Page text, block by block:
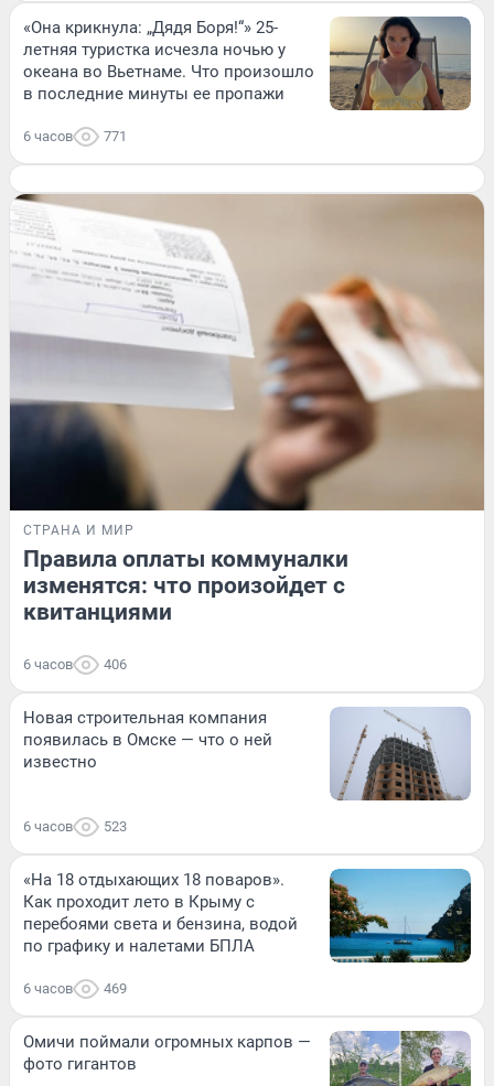
«Она крикнула: „Дядя Боря!“» 25-
летняя туристка исчезла ночью у
океана во Вьетнаме. Что произошло
в последние минуты ее пропажи
6 часов 771
СТРАНА И МИР
Правила оплаты коммуналки
изменятся: что произойдет с
квитанциями
6 часов 406
Новая строительная компания
появилась в Омске — что о ней
известно
6 часов 523
«На 18 отдыхающих 18 поваров».
Как проходит лето в Крыму с
перебоями света и бензина, водой
по графику и налетами БПЛА
6 часов 469
Омичи поймали огромных карпов —
фото гигантов